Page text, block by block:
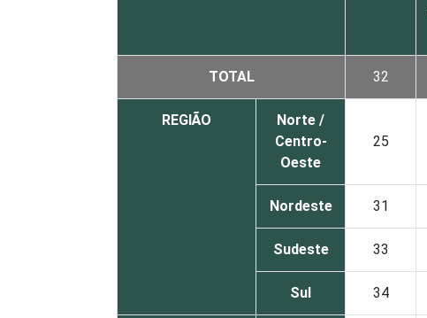
TOTAL 32
REGIÃO
Norte /
Centro-
Oeste
25
Nordeste 31
Sudeste 33
Sul 34